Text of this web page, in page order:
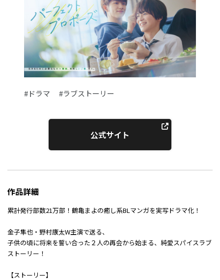
#ドラマ #ラブストーリー
公式サイト
作品詳細
累計発行部数21万部！鶴亀まよの癒し系BLマンガを実写ドラマ化！
金子隼也・野村康太W主演で送る、
子供の頃に将来を誓い合った２人の再会から始まる、純愛スパイスラブ
ストーリー！
【ストーリー】